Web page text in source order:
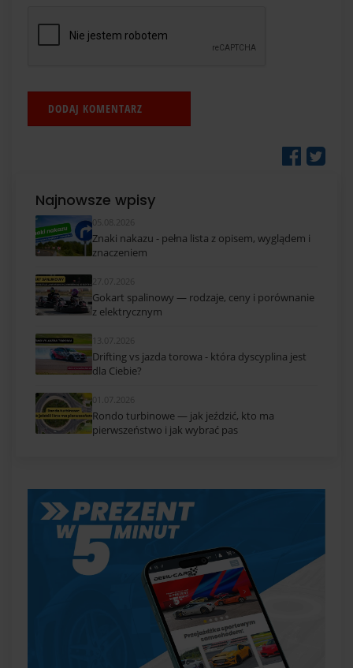
Najnowsze wpisy
05.08.2026
Znaki nakazu - pełna lista z opisem, wyglądem i
znaczeniem
27.07.2026
Gokart spalinowy — rodzaje, ceny i porównanie
z elektrycznym
13.07.2026
Drifting vs jazda torowa - która dyscyplina jest
dla Ciebie?
01.07.2026
Rondo turbinowe — jak jeździć, kto ma
pierwszeństwo i jak wybrać pas